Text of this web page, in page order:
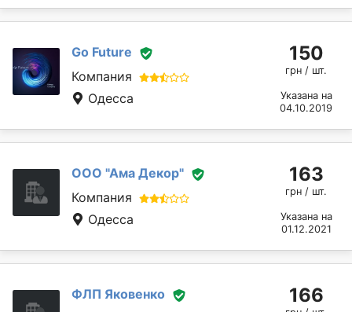
Go Future
Компания
Одесса
150
грн / шт.
Указана на
04.10.2019
ООО "Ама Декор"
Компания
Одесса
163
грн / шт.
Указана на
01.12.2021
ФЛП Яковенко
166